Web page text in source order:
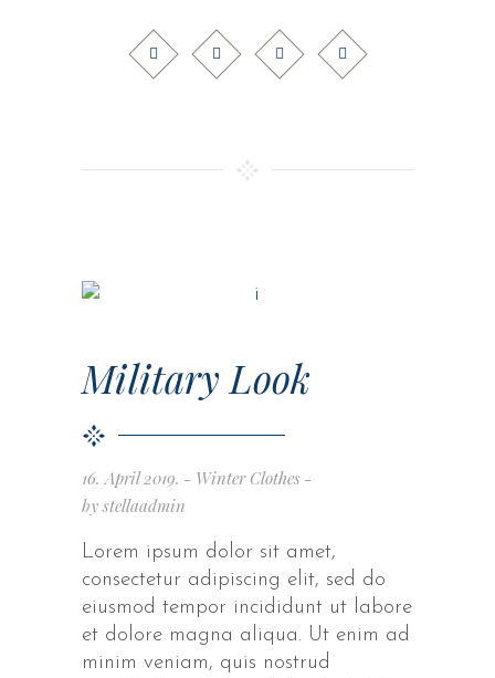
Military Look
16. April 2019.
Winter Clothes
by stellaadmin
Lorem ipsum dolor sit amet,
consectetur adipiscing elit, sed do
eiusmod tempor incididunt ut labore
et dolore magna aliqua. Ut enim ad
minim veniam, quis nostrud